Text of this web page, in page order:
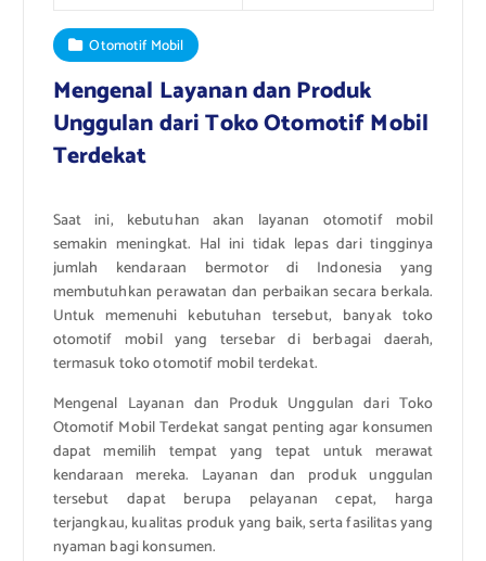
Otomotif Mobil
Mengenal Layanan dan Produk
Unggulan dari Toko Otomotif Mobil
Terdekat
Saat ini, kebutuhan akan layanan otomotif mobil
semakin meningkat. Hal ini tidak lepas dari tingginya
jumlah kendaraan bermotor di Indonesia yang
membutuhkan perawatan dan perbaikan secara berkala.
Untuk memenuhi kebutuhan tersebut, banyak toko
otomotif mobil yang tersebar di berbagai daerah,
termasuk toko otomotif mobil terdekat.
Mengenal Layanan dan Produk Unggulan dari Toko
Otomotif Mobil Terdekat sangat penting agar konsumen
dapat memilih tempat yang tepat untuk merawat
kendaraan mereka. Layanan dan produk unggulan
tersebut dapat berupa pelayanan cepat, harga
terjangkau, kualitas produk yang baik, serta fasilitas yang
nyaman bagi konsumen.